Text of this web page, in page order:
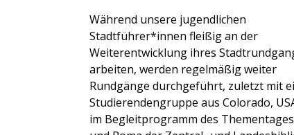
Während unsere jugendlichen
Stadtführer*innen fleißig an der
Weiterentwicklung ihres
arbeiten, werden regelmäßig weiter
Rundgänge durchgeführt, zuletzt mit
Studierendengruppe aus Colorado,
im Begleitprogramm des